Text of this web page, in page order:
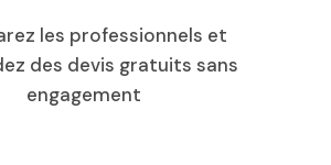
les professionnels et
des devis gratuits sans
engagement